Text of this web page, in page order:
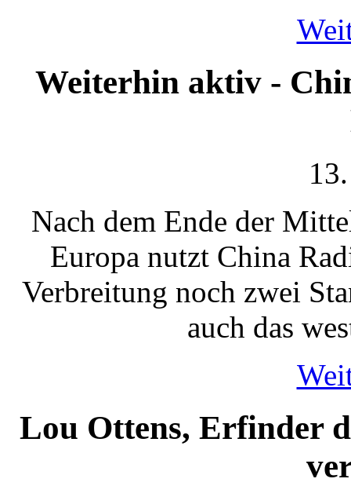
Weiterhin aktiv -
Nach dem Ende der
Europa nutzt China
Verbreitung noch zwei
auch das
Lou Ottens, Erfinder